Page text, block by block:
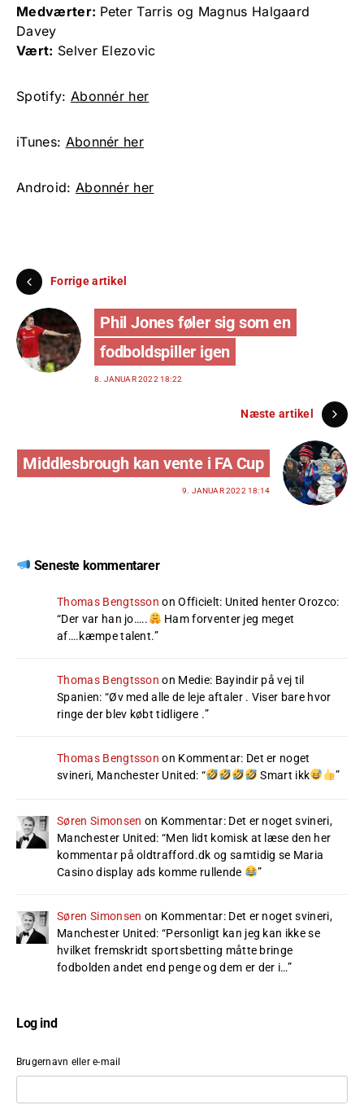
Medværter: Peter Tarris og Magnus Halgaard
Davey
Vært: Selver Elezovic
Spotify: Abonnér her
iTunes: Abonnér her
Android: Abonnér her
Forrige artikel
Phil Jones føler sig som en
fodboldspiller igen
8. JANUAR 2022 18:22
Næste artikel
Middlesbrough kan vente i FA Cup
9. JANUAR 2022 18:14
Seneste kommentarer
Thomas Bengtsson onOfficielt: United henter Orozco:
“Der var han jo…..
Ham forventer jeg meget
af….kæmpe talent.”
Thomas Bengtsson on Medie: Bayindir på vej til
Spanien: “Øv med alle de leje aftaler . Viser bare hvor
ringe der blev købt tidligere .”
Thomas Bengtsson on Kommentar: Det er noget
svineri, Manchester United: “ Smart ikk ”
Søren Simonsen on Kommentar: Det er noget svineri,
Manchester United: “Men lidt komisk at læse den her
kommentar på oldtrafford.dk og samtidig se Maria
Casino display ads komme rullende
”
Søren Simonsen on Kommentar: Det er noget svineri,
Manchester United: “Personligt kan jeg kan ikke se
hvilket fremskridt sportsbetting måtte bringe
fodbolden andet end penge og dem er der i…”
Log ind
Brugernavn eller e-mail